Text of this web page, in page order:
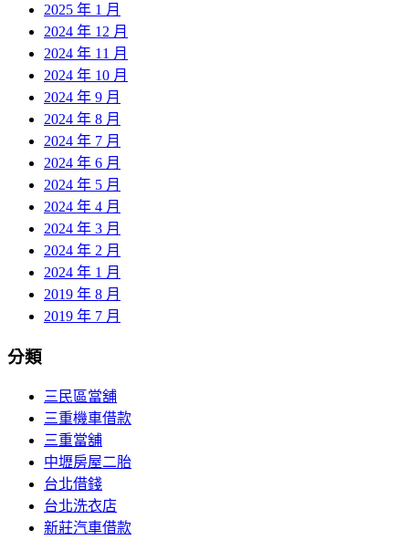
2025 年 1 月
2024 年 12 月
2024 年 11 月
2024 年 10 月
2024 年 9 月
2024 年 8 月
2024 年 7 月
2024 年 6 月
2024 年 5 月
2024 年 4 月
2024 年 3 月
2024 年 2 月
2024 年 1 月
2019 年 8 月
2019 年 7 月
分類
三民區當舖
三重機車借款
三重當舖
中壢房屋二胎
台北借錢
台北洗衣店
新莊汽車借款